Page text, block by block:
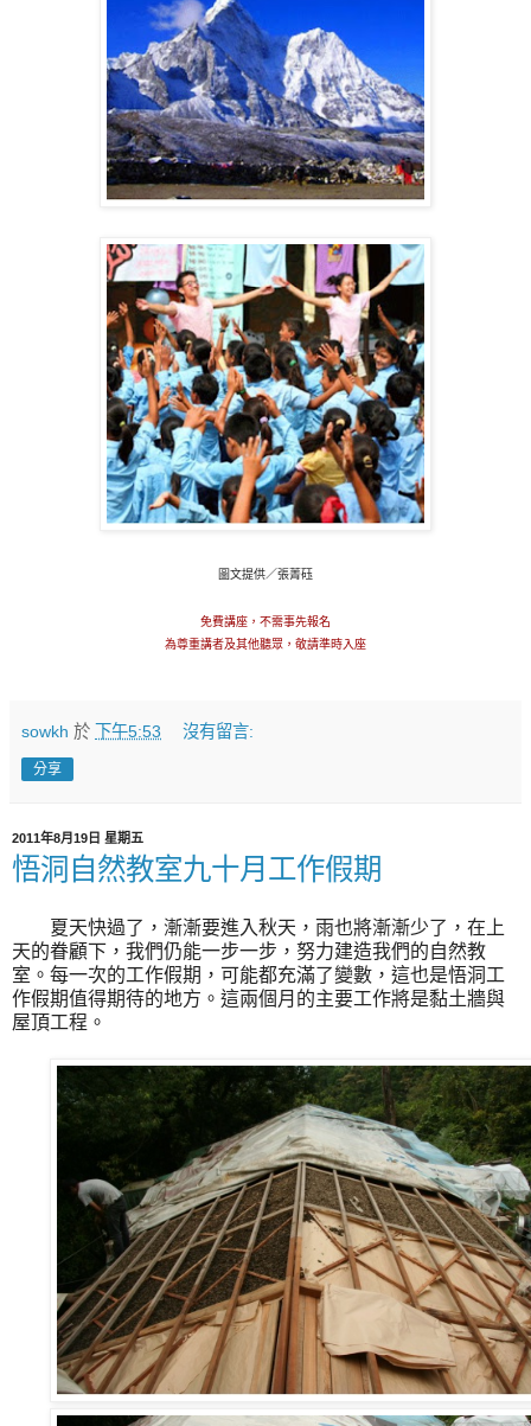
圖文提供／張菁砡
免費講座，不需事先報名
為尊重講者及其他聽眾，敬請準時入座
sowkh 於 下午5:53 沒有留言:
分享
2011年8月19日 星期五
悟洞自然教室九十月工作假期
夏天快過了，漸漸要進入秋天，雨也將漸漸少了，在上
天的眷顧下，我們仍能一步一步，努力建造我們的自然教
室。每一次的工作假期，可能都充滿了變數，這也是悟洞工
作假期值得期待的地方。這兩個月的主要工作將是黏土牆與
屋頂工程。